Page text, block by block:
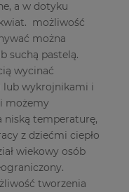
a w dotyku
możliwość
można
suchą pastelą.
wycinać
lub wykrojnikami i
możemy
niską temperaturę,
z dziećmi ciepło
wiekowy osób
tworzenia